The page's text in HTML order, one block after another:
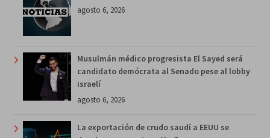
agosto 6, 2026
Musulmán médico progresista El Sayed será
candidato demócrata al Senado pese al lobby
israelí
agosto 6, 2026
La exportación de crudo saudí a EEUU se